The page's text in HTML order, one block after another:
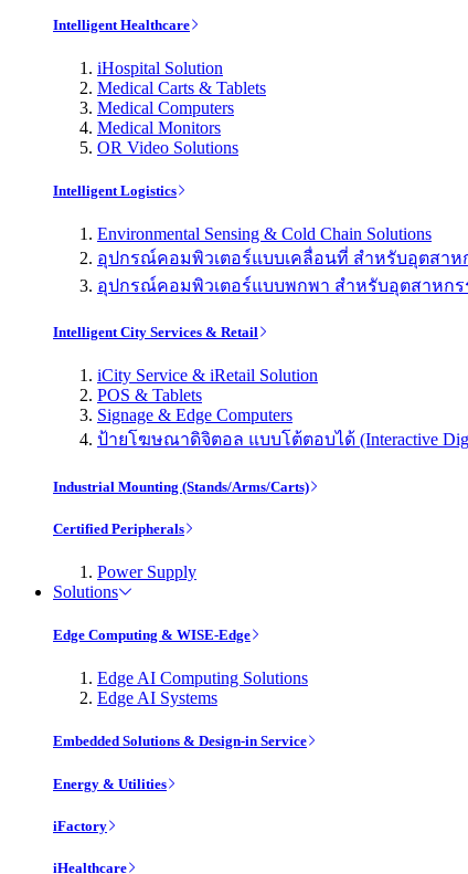
Intelligent Healthcare
iHospital Solution
Medical Carts & Tablets
Medical Computers
Medical Monitors
OR Video Solutions
Intelligent Logistics
Environmental Sensing & Cold Chain Solutions
อุปกรณ์คอมพิวเตอร์แบบเคลื่อนที่ สำหรับอุตสาหกร
อุปกรณ์คอมพิวเตอร์แบบพกพา สำหรับอุตสาหกรรม
Intelligent City Services & Retail
iCity Service & iRetail Solution
POS & Tablets
Signage & Edge Computers
ป้ายโฆษณาดิจิตอล แบบโต้ตอบได้ (Interactive
Industrial Mounting (Stands/Arms/Carts)
Certified Peripherals
Power Supply
Solutions
Edge Computing & WISE-Edge
Edge AI Computing Solutions
Edge AI Systems
Embedded Solutions & Design-in Service
Energy & Utilities
iFactory
iHealthcare